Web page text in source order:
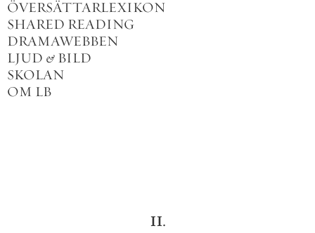
ÖVERSÄTTARLEXIKON
SHARED READING
DRAMAWEBBEN
LJUD & BILD
SKOLAN
OM LB
II.